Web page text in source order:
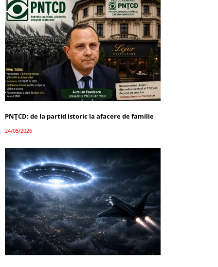
PNȚCD: de la partid istoric la afacere de familie
24/05/2026